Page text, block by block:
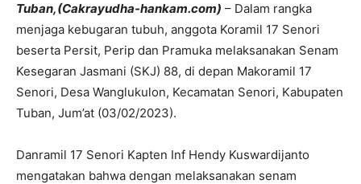
Tuban,(Cakrayudha-hankam.com) – Dalam rangka
menjaga kebugaran tubuh, anggota Koramil 17 Senori
beserta Persit, Perip dan Pramuka melaksanakan Senam
Kesegaran Jasmani (SKJ) 88, di depan Makoramil 17
Senori, Desa Wanglukulon, Kecamatan Senori, Kabupaten
Tuban, Jum’at (03/02/2023).
Danramil 17 Senori Kapten Inf Hendy Kuswardijanto
mengatakan bahwa dengan melaksanakan senam